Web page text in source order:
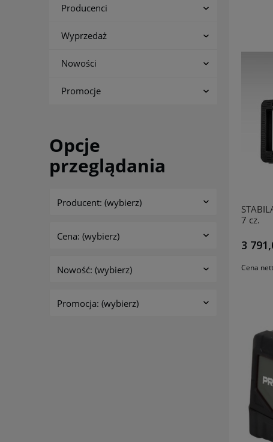
Producenci
Wyprzedaż
Nowości
Promocje
Opcje
przeglądania
Producent: (wybierz)
Cena: (wybierz)
Nowość: (wybierz)
Promocja: (wybierz)
7 cz.
3
Cena